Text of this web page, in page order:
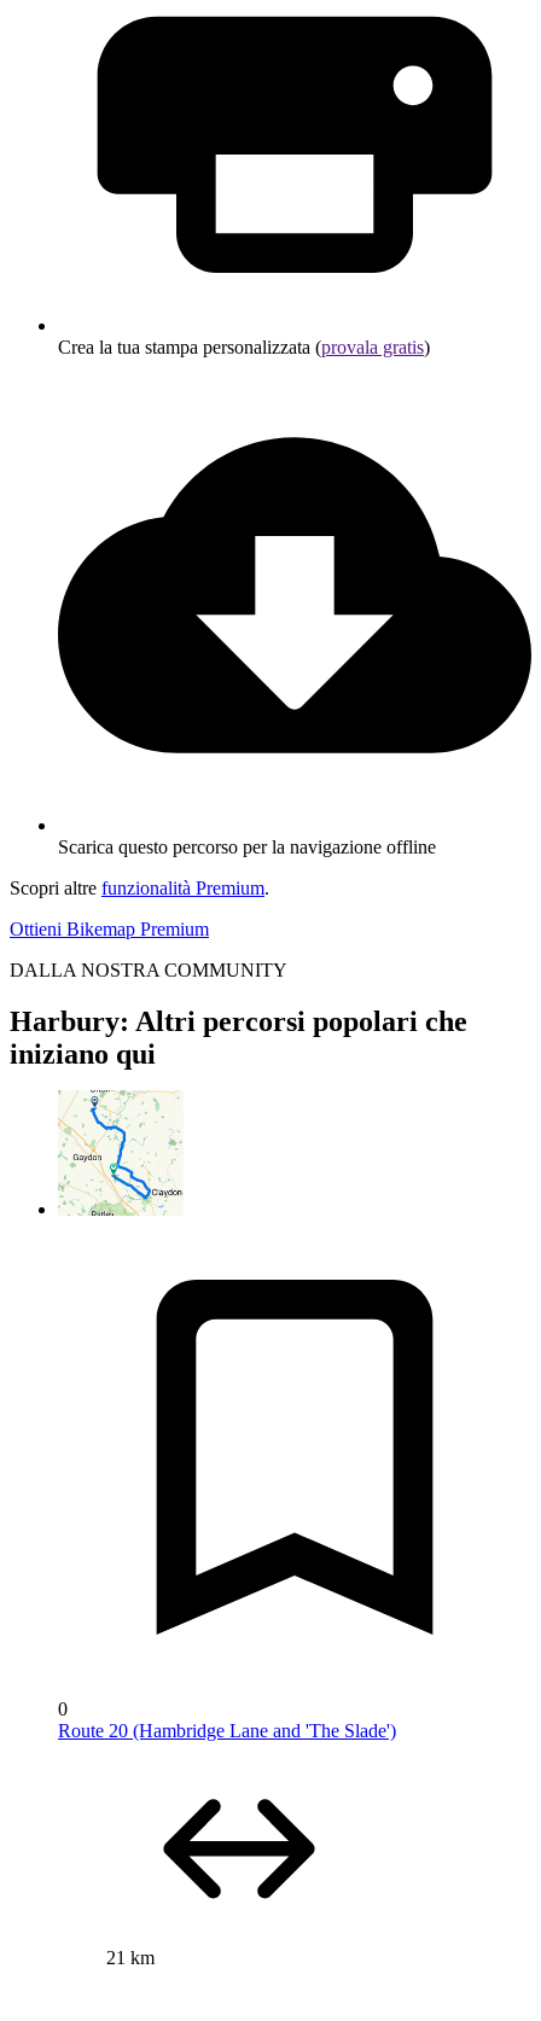
Crea la tua stampa personalizzata (provala gratis)
Scarica questo percorso per la navigazione offline
Scopri altre funzionalità Premium.
Ottieni Bikemap Premium
DALLA NOSTRA COMMUNITY
Harbury: Altri percorsi popolari che
iniziano qui
0
Route 20 (Hambridge Lane and 'The Slade')
21 km